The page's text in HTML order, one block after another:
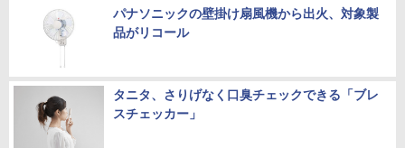
パナソニックの壁掛け扇風機から出火、対象製
品がリコール
タニタ、さりげなく口臭チェックできる「ブレ
スチェッカー」